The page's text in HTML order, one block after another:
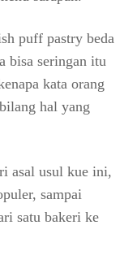
puff pastry beda
bisa seringan itu
kata orang
hal yang
asal usul kue ini,
sampai
satu bakeri ke